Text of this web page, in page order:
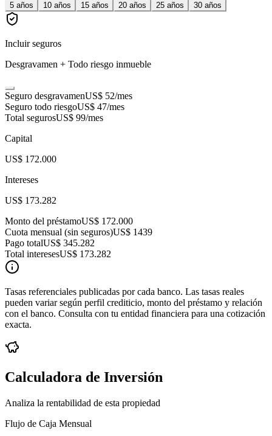
5 años 10 años 15 años 20 años 25 años 30 años
Incluir seguros
Desgravamen + Todo riesgo inmueble
Seguro desgravamenUS$ 52/mes
Seguro todo riesgoUS$ 47/mes
Total segurosUS$ 99/mes
Capital
US$ 172.000
Intereses
US$ 173.282
Monto del préstamoUS$ 172.000
Cuota mensual (sin seguros)US$ 1439
Pago totalUS$ 345.282
Total interesesUS$ 173.282
Tasas referenciales publicadas por cada banco. Las tasas reales
pueden variar según perfil crediticio, monto del préstamo y relación
con el banco. Consulta con tu entidad financiera para una cotización
exacta.
Calculadora de Inversión
Analiza la rentabilidad de esta propiedad
Flujo de Caja Mensual